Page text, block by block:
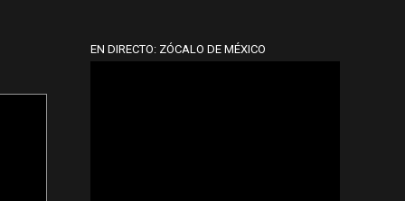
EN DIRECTO: ZÓCALO DE MÉXICO